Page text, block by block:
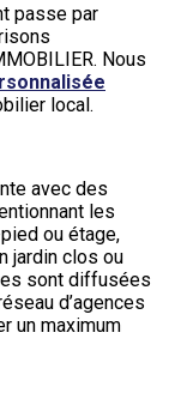
passe par
Nous
local.
avec des
les
ou étage,
jardin clos ou
sont diffusées
d’agences
un maximum